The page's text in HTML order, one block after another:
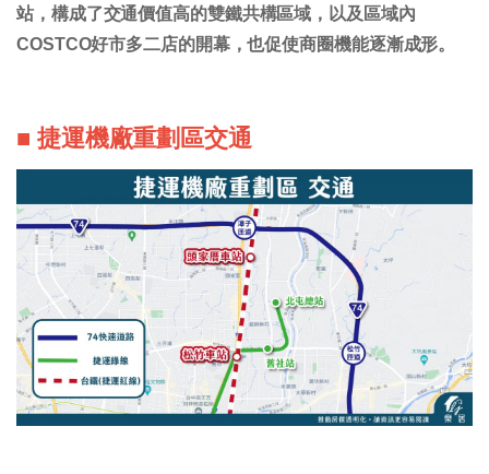
站，構成了交通價值高的雙鐵共構區域，以及區域內
COSTCO好市多二店的開幕，也促使商圈機能逐漸成形。
■ 捷運機廠重劃區交通